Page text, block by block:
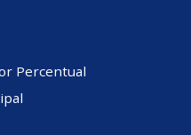
Percentual